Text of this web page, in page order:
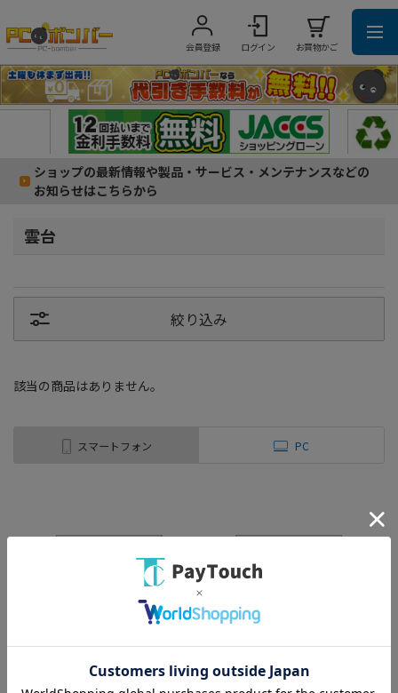
会員登録 ログイン お買物かご
ショップの最新情報や製品・サービス・メンテナンスなどの
お知らせはこちらから
雲台
絞り込み
該当の商品はありません。
スマートフォン PC